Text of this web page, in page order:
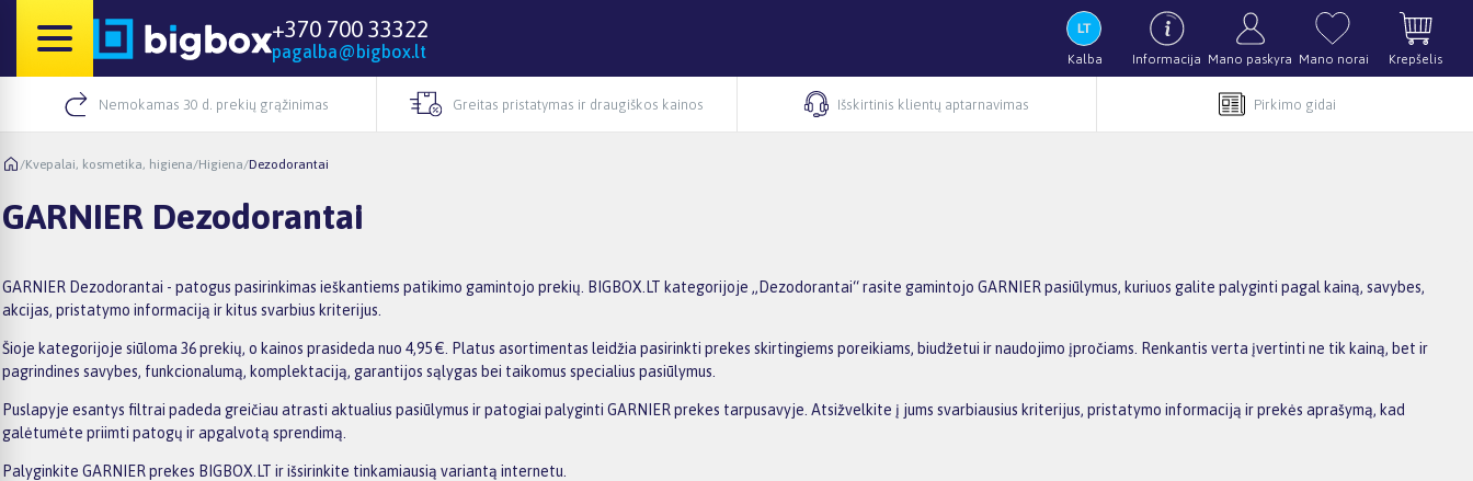
+370 700 33322
pagalba@bigbox.lt Kalba Informacija Mano paskyra Mano norai Krepšelis
Nemokamas 30 d. prekių grąžinimas Greitas pristatymas ir draugiškos kainos Išskirtinis klientų aptarnavimas Pirkimo gidai
/Kvepalai, kosmetika, higiena/Higiena/Dezodorantai
GARNIER Dezodorantai
GARNIER Dezodorantai - patogus pasirinkimas ieškantiems patikimo gamintojo prekių. BIGBOX.LT kategorijoje „Dezodorantai“ rasite gamintojo GARNIER pasiūlymus, kuriuos galite palyginti pagal kainą, savybes,
akcijas, pristatymo informaciją ir kitus svarbius kriterijus.
Šioje kategorijoje siūloma 36 prekių, o kainos prasideda nuo 4,95 €. Platus asortimentas leidžia pasirinkti prekes skirtingiems poreikiams, biudžetui ir naudojimo įpročiams. Renkantis verta įvertinti ne tik kainą, bet ir
pagrindines savybes, funkcionalumą, komplektaciją, garantijos sąlygas bei taikomus specialius pasiūlymus.
Puslapyje esantys filtrai padeda greičiau atrasti aktualius pasiūlymus ir patogiai palyginti GARNIER prekes tarpusavyje. Atsižvelkite į jums svarbiausius kriterijus, pristatymo informaciją ir prekės aprašymą, kad
galėtumėte priimti patogų ir apgalvotą sprendimą.
Palyginkite GARNIER prekes BIGBOX.LT ir išsirinkite tinkamiausią variantą internetu.